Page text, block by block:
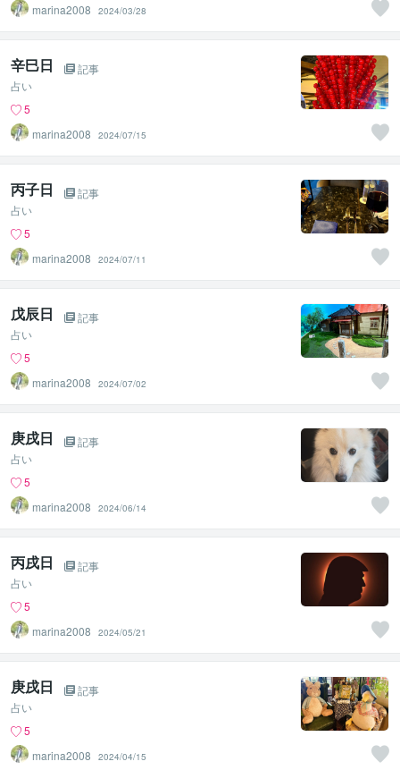
marina2008
2024/03/28
辛巳日
記事
占い
5
marina2008
2024/07/15
丙子日
記事
占い
5
marina2008
2024/07/11
戊辰日
記事
占い
5
marina2008
2024/07/02
庚戌日
記事
占い
5
marina2008
2024/06/14
丙戌日
記事
占い
5
marina2008
2024/05/21
庚戌日
記事
占い
5
marina2008
2024/04/15